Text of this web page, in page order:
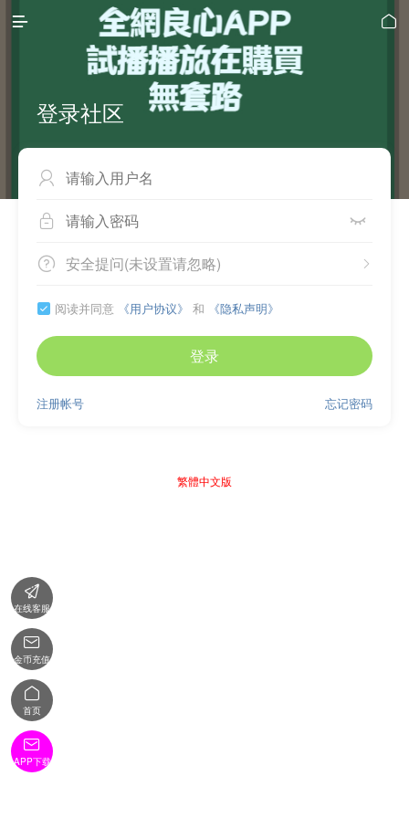
 
登录社区

 
 
安全提问(未设置请忽略)
 阅读并同意 《用户协议》 和 《隐私声明》
登录
忘记密码
注册帐号
繁體中文版

在线客服

金币充值

首页

APP下载